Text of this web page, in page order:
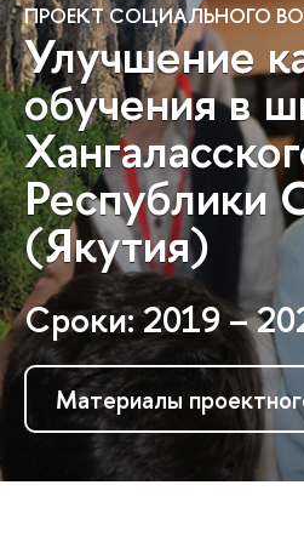
ПРОЕКТ СОЦИАЛЬНОГО
Улучшение
обучения в
Республики
(Якутия)
Сроки: 2019 –
Материалы